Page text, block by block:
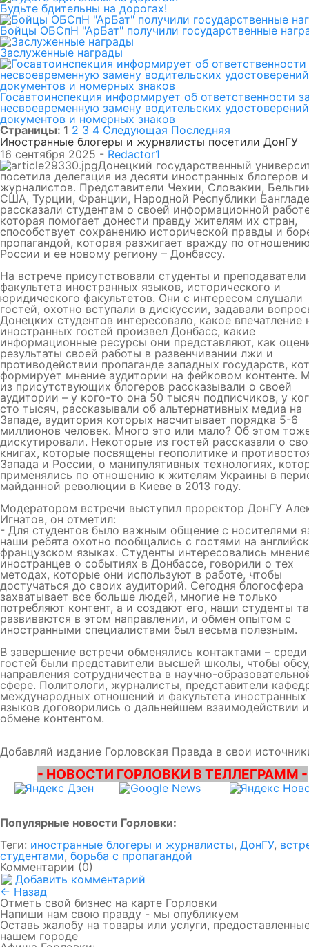
Будьте бдительны на дорогах!
Бойцы ОБСпН "АрБат" получили государственные
Заслуженные награды
Госавтоинспекция информирует об ответственности
несвоевременную замену водительских
документов и номерных знаков
Страницы: 1 2 3 4 Следующая Последняя
Иностранные блогеры и журналисты посетили ДонГУ
16 сентября 2025 - Redactor1
Донецкий государственный
посетила делегация из десяти иностранных блогеров и
журналистов. Представители Чехии, Словакии,
США, Турции, Франции, Народной Республики
рассказали студентам о своей информационной
которая помогает донести правду жителям их стран,
способствует сохранению исторической правды и
пропагандой, которая разжигает вражду по
России и ее новому региону – Донбассу.
На встрече присутствовали студенты и преподаватели
факультета иностранных языков, исторического и
юридического факультетов. Они с интересом слушали
гостей, охотно вступали в дискуссии, задавали
Донецких студентов интересовало, какое впечатление
иностранных гостей произвел Донбасс, какие
информационные ресурсы они представляют, как
результаты своей работы в развенчивании лжи и
противодействии пропаганде западных государств,
формирует мнение аудитории на фейковом контенте.
из присутствующих блогеров рассказывали о своей
аудитории – у кого-то она 50 тысяч подписчиков, у
сто тысяч, рассказывали об альтернативных медиа на
Западе, аудитория которых насчитывает порядка 5-6
миллионов человек. Много это или мало? Об этом
дискутировали. Некоторые из гостей рассказали о
книгах, которые посвящены геополитике и
Запада и России, о манипулятивных технологиях,
применялись по отношению к жителям Украины в
майданной революции в Киеве в 2013 году.
Модератором встречи выступил проректор ДонГУ
Игнатов, он отметил:
- Для студентов было важным общение с носителями
наши ребята охотно пообщались с гостями на
французском языках. Студенты интересовались
иностранцев о событиях в Донбассе, говорили о тех
методах, которые они используют в работе, чтобы
достучаться до своих аудиторий. Сегодня блогосфера
захватывает все больше людей, многие не только
потребляют контент, а и создают его, наши студенты
развиваются в этом направлении, и обмен опытом с
иностранными специалистами был весьма полезным.
В завершение встречи обменялись контактами – среди
гостей были представители высшей школы, чтобы
направления сотрудничества в научно-
сфере. Политологи, журналисты, представители
международных отношений и факультета иностранных
языков договорились о дальнейшем взаимодействии и
обмене контентом.
Добавляй издание Горловская Правда в свои
- НОВОСТИ ГОРЛОВКИ В ТЕЛЛЕГРАММ -
Популярные новости Горловки:
Теги: иностранные блогеры и журналисты, ДонГУ,
студентами, борьба с пропагандой
Комментарии (0)
Добавить комментарий
← Назад
Отметь свой бизнес на карте Горловки
Напиши нам свою правду - мы опубликуем
Оставь жалобу на товары или услуги,
нашем городе